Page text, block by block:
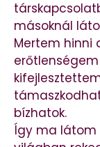
másoknál
Mertem hinni
erőtlenségem
bízhatok.
Így ma látom